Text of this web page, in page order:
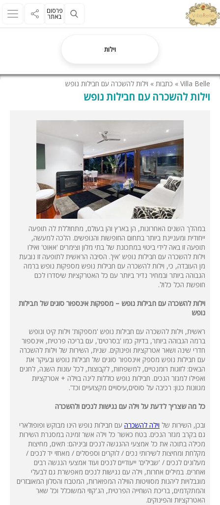
פרסום
באתר
וילות
Villa Belle
» כתבות » וילות להשכרה עם חבילות נופש
וילות להשכרה עם חבילות נופש
במהלך השנים האחרונות, הן בארץ והן בעולם, מתחוללת לה תופעה
ייחודית ומעניינת ביותר בתחום החופשות והנופשים. הלכה למעשה,
תופעה זו באה לידי ביטוי במתכונת של בתי מלון וצימרים 'אאוט' ואילו
וילות להשכרה עם חבילות נופש 'אין'. הסיבה הראשית לתופעה זו נובעת
מן העובדה, כי, וילות להשכרה עם חבילות נופש מספקות נופש ברמה
הגבוהה ביותר ובמחיר נדיר ביותר עם כל האטרקציות שיסדרו לכם
חופשת הכל כלול.
וילות להשכרה עם חבילות נופש – מספקות אינספור סוגים של חבילות
נופש
ראשית, וילות להשכרה עם חבילות נופש 'מספקות' וילות קיט ונופש
ברמה הגבוהה ביותר, בדיוק כמו 'בסרטים', עם בריכה פרטית, אינספור
חדרי שינה ושאר אטרקציות ופינוקים. שנית, השירות של וילות להשכרה
עם חבילות נופש מספק אינספור סוגים של חבילות נופש ובעיקר את
הבאים: לזוגות רומנטיים, למשפחות, לקבוצות, לכל עונות השנה, לחגים
ואפילו למגזר הנכים. חבילות נופש כוללות לינה בוילה + אטרקציות
מגוונות כגון: רכיבה על סוסים,עיסויים מקצועיים וכד'.
כל מה שצריך לדעת על וילה עם נגישות לנכים ולהשכרה
ובכן, השירות של וילה להשכרה עם חבילות נופש הינו מבוקש ופופולארי
גם בקרב מגזר הנכים. בטח כאשר כל וילה אשר זמינה במסגרת השירות
מכילה בתוכה את כל אמצעי ההנגשה לנכים וביניהם: תאים, מחיצות
מקלחת ומחיצות לשירותי נכים / לוקרים וספסלים / מאחזי יד לנכים /
מעלונים לנכים / 'שבילים' ייעודיים לנכים ועוד אמצעי הנגשה רבים
ואחרים. במילים אחרות, וילה עם נגישות לנכים מאפשרת גם לבעלי
מוגבלויות ליהנות מסוויטות הווילה המפוארות, המטבח והסלון המאובזרים
והמתקדמים, בריכת השחייה הפרטית, הג'קוזי המשוכלל וכל שאר
האטרקציות והפינוקים.